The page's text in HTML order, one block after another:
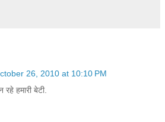
26, 2010 at 10:10 PM
हमारी बेटी.